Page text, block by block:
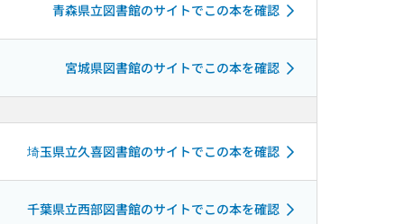
青森県立図書館のサイトでこの本を確認
宮城県図書館のサイトでこの本を確認
埼玉県立久喜図書館のサイトでこの本を確認
千葉県立西部図書館のサイトでこの本を確認